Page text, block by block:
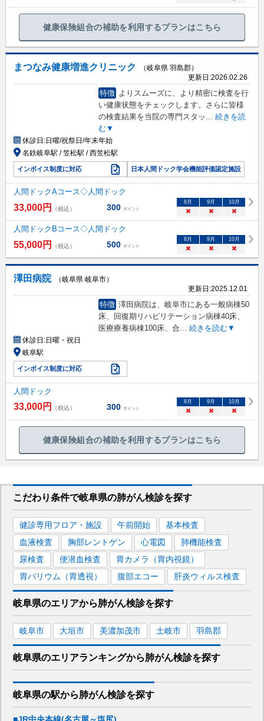
健康保険組合の補助を利用するプランはこちら
まつなみ健康増進クリニック
（岐阜県 羽島郡）
更新日:2026.02.26
特徴 よりスムーズに、より精密に検査を行
い健康状態をチェックします。さらに皆様
の検査結果を当院の専門スタッ ... 続きを読
む▼
休診日:日曜/祝祭日/年末年始
名鉄岐阜駅 / 笠松駅 / 西笠松駅
インボイス制度に対応 日本人間ドック学会機能評価認定施設
人間ドックAコース◇人間ドック
33,000円 （税込） 300 ポイント
8月 9月 10月
× × ×
人間ドックBコース◇人間ドック
55,000円 （税込） 500 ポイント
8月 9月 10月
× × ×
澤田病院
（岐阜県 岐阜市）
更新日:2025.12.01
特徴 澤田病院は、岐阜市にある一般病棟50
床、回復期リハビリテーション病棟40床、
医療療養病棟100床、合... 続きを読む▼
休診日:日曜・祝日
岐阜駅
インボイス制度に対応
人間ドック
33,000円 （税込） 300 ポイント
8 月 9 月 10月
× × ×
健康保険組合の補助を利用するプランはこちら
こだわり条件で岐阜県の肺がん検診を探す
健診専用フロア・施設 午前開始
基本検査
血液検査
胸部レントゲン 心電図
肺機能検査
尿検査
便潜血検査
胃カメラ（胃内視鏡）
胃バリウム（胃透視）
腹部エコー 肝炎ウィルス検査
岐阜県のエリアから肺がん検診を探す
岐阜市 大垣市 美濃加茂市 土岐市 羽島郡
岐阜県のエリアランキングから肺がん検診を探す
岐阜県の駅から肺がん検診を探す